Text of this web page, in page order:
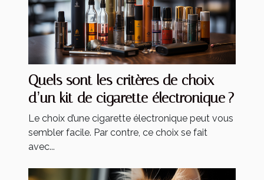
Quels sont les critères de choix
d’un kit de cigarette électronique ?
Le choix d’une cigarette électronique peut vous
sembler facile. Par contre, ce choix se fait
avec...